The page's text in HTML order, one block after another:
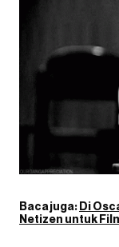
Baca juga:Di
Netizen untuk